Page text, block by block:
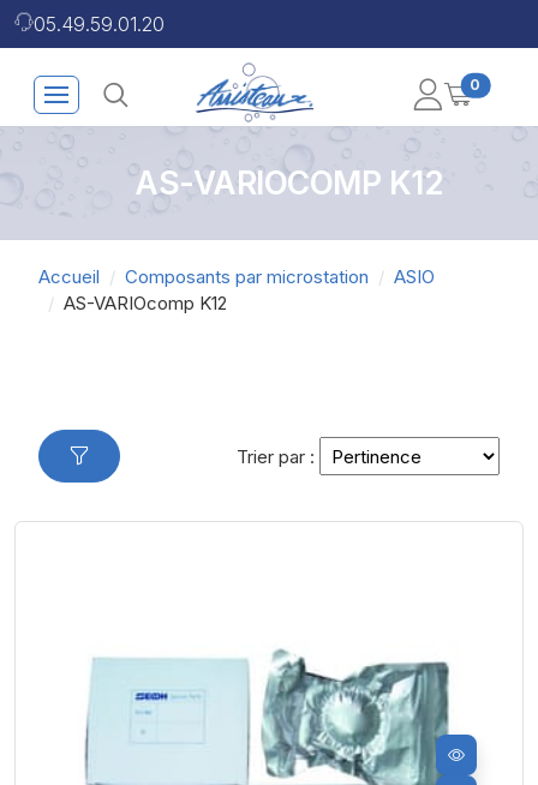
05.49.59.01.20
0
AS-VARIOCOMP K12
Accueil Composants par microstation
ASIO
AS-VARIOcomp K12
Trier par :